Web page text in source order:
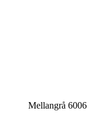
Mellangrå 6006